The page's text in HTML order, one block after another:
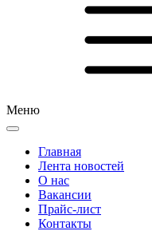
Меню
Главная
Лента новостей
О нас
Вакансии
Прайс-лист
Контакты